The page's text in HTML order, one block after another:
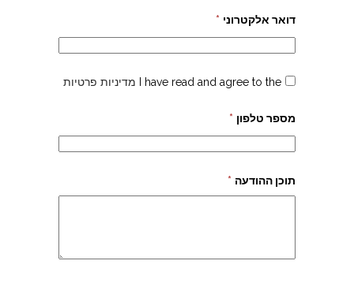
דואר אלקטרוני *
I have read and agree to the מדיניות פרטיות
מספר טלפון *
תוכן ההודעה *